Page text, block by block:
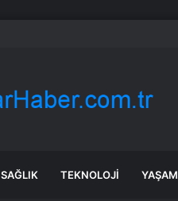
SAĞLIK TEKNOLOJI YAŞAM